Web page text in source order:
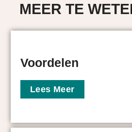
MEER TE
Voordelen
Lees Meer